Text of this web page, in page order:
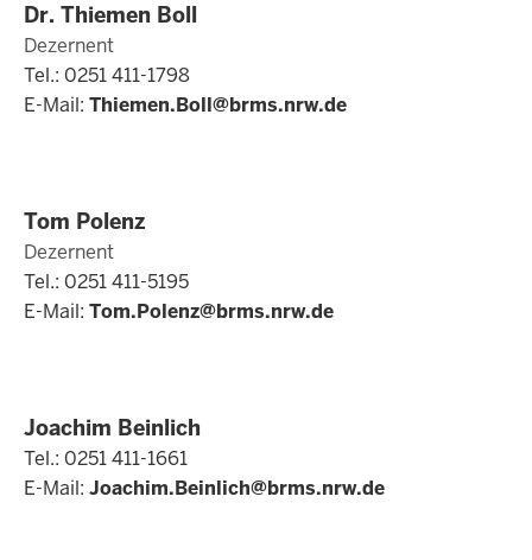
Dr. Thiemen Boll
Dezernent
Tel.: 0251 411-1798
E-Mail: Thiemen.Boll@brms.nrw.de
Tom Polenz
Dezernent
Tel.: 0251 411-5195
E-Mail: Tom.Polenz@brms.nrw.de
Joachim Beinlich
Tel.: 0251 411-1661
E-Mail: Joachim.Beinlich@brms.nrw.de